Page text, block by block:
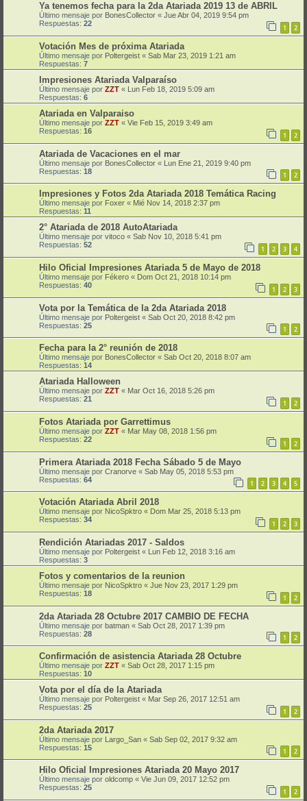
Ya tenemos fecha para la 2da Atariada 2019 13 de ABRIL
Último mensaje por BonesCollector « Jue Abr 04, 2019 9:54 pm
Respuestas: 22 1 2
Votación Mes de próxima Atariada
Último mensaje por Poltergeist « Sab Mar 23, 2019 1:21 am
Respuestas: 7
Impresiones Atariada Valparaíso
Último mensaje por ZZT « Lun Feb 18, 2019 5:09 am
Respuestas: 6
Atariada en Valparaiso
Último mensaje por ZZT « Vie Feb 15, 2019 3:49 am
Respuestas: 16 1 2
Atariada de Vacaciones en el mar
Último mensaje por BonesCollector « Lun Ene 21, 2019 9:40 pm
Respuestas: 18 1 2
Impresiones y Fotos 2da Atariada 2018 Temática Racing
Último mensaje por Foxer « Mié Nov 14, 2018 2:37 pm
Respuestas: 11
2° Atariada de 2018 AutoAtariada
Último mensaje por vitoco « Sab Nov 10, 2018 5:41 pm
Respuestas: 52 1 2 3 4
Hilo Oficial Impresiones Atariada 5 de Mayo de 2018
Último mensaje por Fékero « Dom Oct 21, 2018 10:14 pm
Respuestas: 40 1 2 3
Vota por la Temática de la 2da Atariada 2018
Último mensaje por Poltergeist « Sab Oct 20, 2018 8:42 pm
Respuestas: 25 1 2
Fecha para la 2° reunión de 2018
Último mensaje por BonesCollector « Sab Oct 20, 2018 8:07 am
Respuestas: 14
Atariada Halloween
Último mensaje por ZZT « Mar Oct 16, 2018 5:26 pm
Respuestas: 21 1 2
Fotos Atariada por Garrettimus
Último mensaje por ZZT « Mar May 08, 2018 1:56 pm
Respuestas: 22 1 2
Primera Atariada 2018 Fecha Sábado 5 de Mayo
Último mensaje por Cranorve « Sab May 05, 2018 5:53 pm
Respuestas: 64 1 2 3 4 5
Votación Atariada Abril 2018
Último mensaje por NicoSpktro « Dom Mar 25, 2018 5:13 pm
Respuestas: 34 1 2 3
Rendición Atariadas 2017 - Saldos
Último mensaje por Poltergeist « Lun Feb 12, 2018 3:16 am
Respuestas: 3
Fotos y comentarios de la reunion
Último mensaje por NicoSpktro « Jue Nov 23, 2017 1:29 pm
Respuestas: 18 1 2
2da Atariada 28 Octubre 2017 CAMBIO DE FECHA
Último mensaje por batman « Sab Oct 28, 2017 1:39 pm
Respuestas: 28 1 2
Confirmación de asistencia Atariada 28 Octubre
Último mensaje por ZZT « Sab Oct 28, 2017 1:15 pm
Respuestas: 10
Vota por el día de la Atariada
Último mensaje por Poltergeist « Mar Sep 26, 2017 12:51 am
Respuestas: 25 1 2
2da Atariada 2017
Último mensaje por Largo_San « Sab Sep 02, 2017 9:32 am
Respuestas: 15 1 2
Hilo Oficial Impresiones Atariada 20 Mayo 2017
Último mensaje por oldcomp « Vie Jun 09, 2017 12:52 pm
Respuestas: 25 1 2